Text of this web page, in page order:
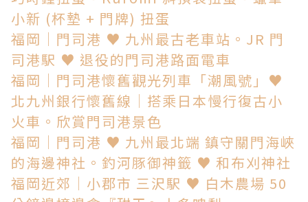
小新 (杯墊 + 門牌) 扭蛋
福岡│門司港 ♥ 九州最古老車站。JR 門
司港駅 ♥ 退役的門司港路面電車
福岡│門司港懷舊觀光列車「潮風號」♥
北九州銀行懷舊線│搭乘日本慢行復古小
火車。欣賞門司港景色
福岡│門司港 ♥ 九州最北端 鎮守關門海峽
的海邊神社。釣河豚御神籤 ♥ 和布刈神社
福岡近郊│小郡市 三沢駅 ♥ 白木農場 50